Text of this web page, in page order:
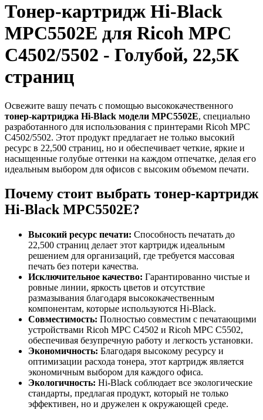
Тонер-картридж Hi-Black
MPC5502E для Ricoh MPС
C4502/5502 - Голубой, 22,5К
страниц
Освежите вашу печать с помощью высококачественного
тонер-картриджа Hi-Black модели MPC5502E, специально
разработанного для использования с принтерами Ricoh MPС
C4502/5502. Этот продукт предлагает не только высокий
ресурс в 22,500 страниц, но и обеспечивает четкие, яркие и
насыщенные голубые оттенки на каждом отпечатке, делая его
идеальным выбором для офисов с высоким объемом печати.
Почему стоит выбрать тонер-картридж
Hi-Black MPC5502E?
Высокий ресурс печати: Способность печатать до
22,500 страниц делает этот картридж идеальным
решением для организаций, где требуется массовая
печать без потери качества.
Исключительное качество: Гарантированно чистые и
ровные линии, яркость цветов и отсутствие
размазывания благодаря высококачественным
компонентам, которые используются Hi-Black.
Совместимость: Полностью совместим с печатающими
устройствами Ricoh MPС C4502 и Ricoh MPС C5502,
обеспечивая безупречную работу и легкость установки.
Экономичность: Благодаря высокому ресурсу и
оптимизации расхода тонера, этот картридж является
экономичным выбором для каждого офиса.
Экологичность: Hi-Black соблюдает все экологические
стандарты, предлагая продукт, который не только
эффективен, но и дружелен к окружающей среде.